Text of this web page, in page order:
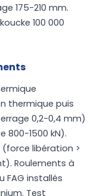
175-210 mm.
100 000
thermique puis
0,2-0,4 mm)
800-1500 kN).
libération >
Roulements à
FAG installés
Test